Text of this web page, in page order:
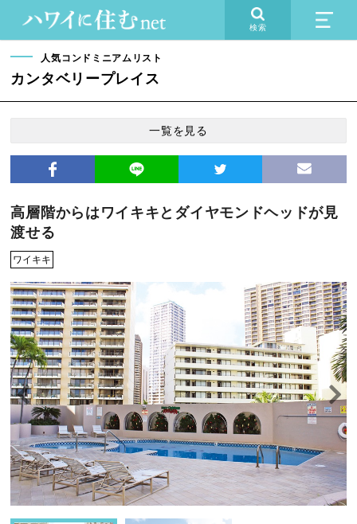
検索
人気コンドミニアムリスト
カンタベリープレイス
一覧を見る
高層階からはワイキキとダイヤモンドヘッドが見
渡せる
ワイキキ